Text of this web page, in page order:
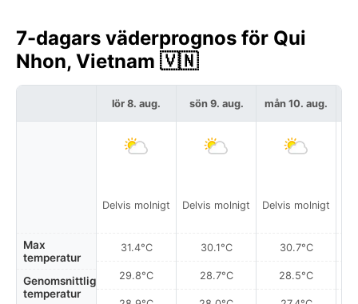
7-dagars väderprognos för Qui
Nhon, Vietnam 🇻🇳
Max
temperatur
Genomsnittlig
temperatur
lör 8. aug.
Delvis molnigt
31.4°C
29.8°C
sön 9. aug.
Delvis molnigt
30.1°C
28.7°C
mån 10. aug.
Delvis molnigt
30.7°C
28.5°C